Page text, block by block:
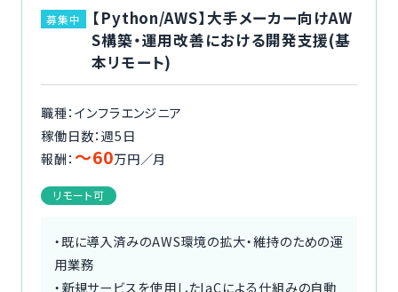
募集中
【Python/AWS】大手メーカー向けAW
S構築・運用改善における開発支援(基
本リモート)
職種：インフラエンジニア
稼働日数：週5日
報酬： 〜60万円／月
リモート可
・既に導入済みのAWS環境の拡大・維持のための運
用業務
・新規サービスを使用したIaCによる仕組みの自動